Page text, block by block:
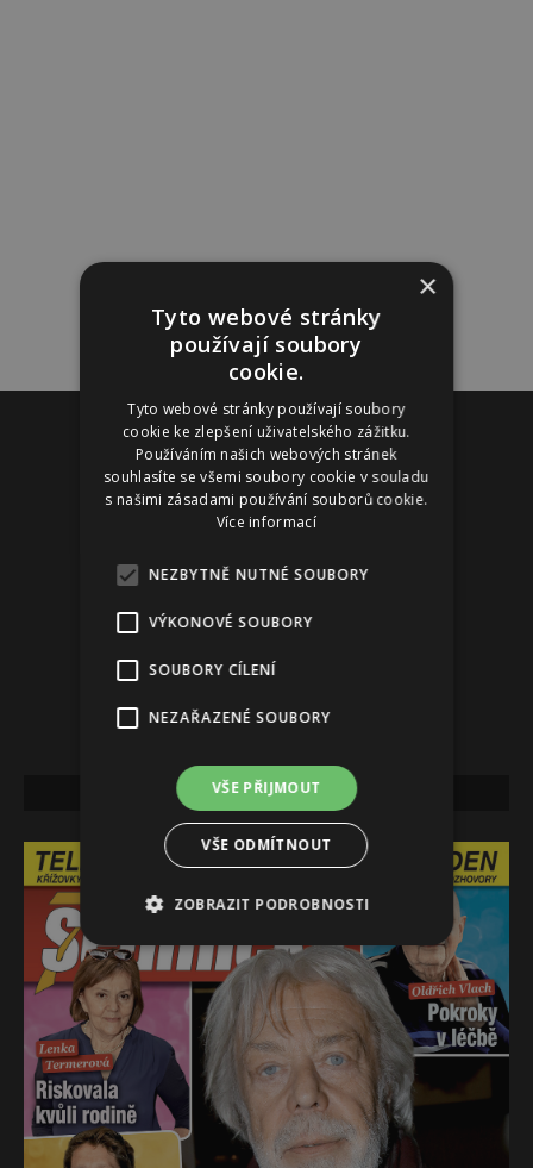
Reklama
NEJNOVĚJŠÍ VYDÁNÍ
×
Tyto webové stránky
používají soubory
cookie.
Tyto webové stránky používají soubory
cookie ke zlepšení uživatelského zážitku.
Používáním našich webových stránek
souhlasíte se všemi soubory cookie v souladu
s našimi zásadami používání souborů cookie.
Více informací
NEZBYTNĚ NUTNÉ SOUBORY
VÝKONOVÉ SOUBORY
SOUBORY CÍLENÍ
NEZAŘAZENÉ SOUBORY
VŠE PŘIJMOUT
VŠE ODMÍTNOUT
ZOBRAZIT PODROBNOSTI